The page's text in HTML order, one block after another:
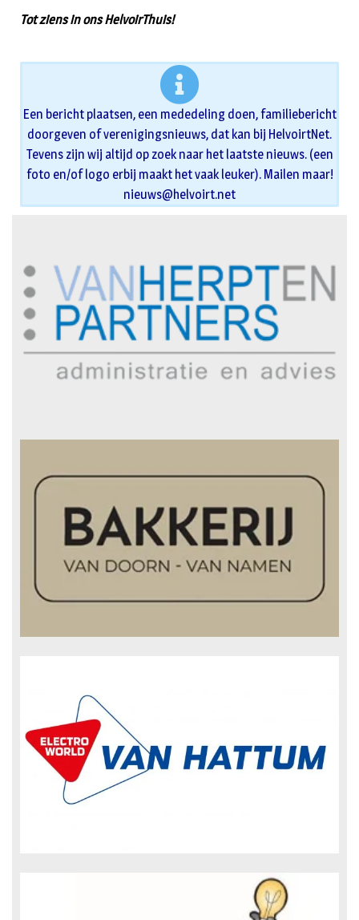
Tot ziens in ons HelvoirThuis!
Een bericht plaatsen, een mededeling doen, familiebericht
doorgeven of verenigingsnieuws, dat kan bij HelvoirtNet.
Tevens zijn wij altijd op zoek naar het laatste nieuws. (een
foto en/of logo erbij maakt het vaak leuker). Mailen maar!
nieuws@helvoirt.net